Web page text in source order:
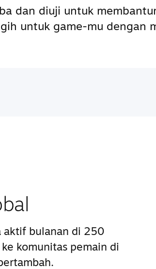
dan diuji untuk
untuk game-mu dengan
aktif bulanan di 250
komunitas pemain di